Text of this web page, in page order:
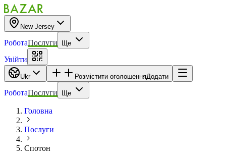
New Jersey
РоботаПослуги Ще
Увійти
Ukr Розмістити оголошенняДодати
РоботаПослуги Ще
Головна
Послуги
Спотон